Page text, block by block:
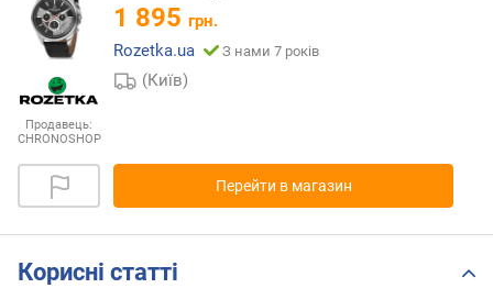
Продавець:
CHRONOSHOP
1 895 грн.
Rozetka.ua
З нами 7 років
(Київ)
Перейти в магазин
Корисні статті